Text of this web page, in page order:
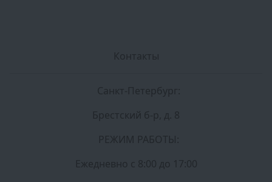
Контакты
Санкт-Петербург:
Брестский б-р, д. 8
РЕЖИМ РАБОТЫ:
Ежедневно c 8:00 до 17:00